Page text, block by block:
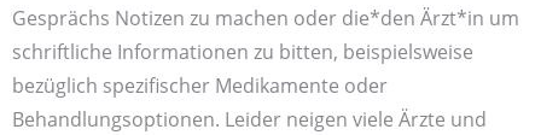
Gesprächs Notizen zu machen oder die*den Ärzt*in um
schriftliche Informationen zu bitten, beispielsweise
bezüglich spezifischer Medikamente oder
Behandlungsoptionen. Leider neigen viele Ärzte und